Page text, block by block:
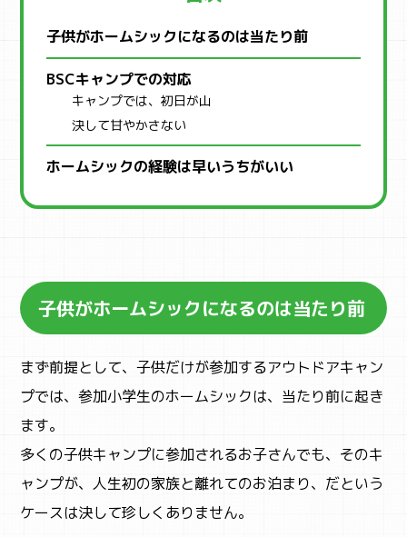
子供がホームシックになるのは当たり前
BSCキャンプでの対応
キャンプでは、初日が山
決して甘やかさない
ホームシックの経験は早いうちがいい
子供がホームシックになるのは当たり前
まず前提として、子供だけが参加するアウトドアキャン
プでは、参加小学生のホームシックは、当たり前に起き
ます。
多くの子供キャンプに参加されるお子さんでも、そのキ
ャンプが、人生初の家族と離れてのお泊まり、だという
ケースは決して珍しくありません。